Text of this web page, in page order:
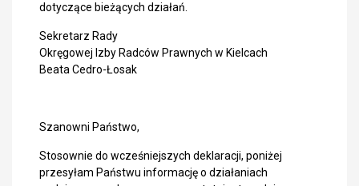
dotyczące bieżących działań.
Sekretarz Rady
Okręgowej Izby Radców Prawnych w Kielcach
Beata Cedro-Łosak
Szanowni Państwo,
Stosownie do wcześniejszych deklaracji, poniżej
przesyłam Państwu informację o działaniach